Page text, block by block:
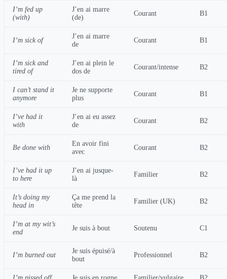
I’m fed up
(with)
J’en ai marre
(de)
Courant B1
I’m sick of
J’en ai marre
de
Courant B1
I’m sick and
tired of
J’en ai plein le
dos de
Courant/intense B2
I can’t stand it
anymore
Je ne supporte
plus
Courant B1
I’ve had it
with
J’en ai eu assez
de
Courant B2
Be done with
En avoir fini
avec
Courant B2
I’ve had it up
to here
J’en ai jusque-
là
Familier B2
It’s doing my
head in
Ça me prend la
tête
Familier (UK) B2
I’m at my wit’s
end
Je suis à bout Soutenu C1
I’m burned out
Je suis épuisé/à
bout
Professionnel B2